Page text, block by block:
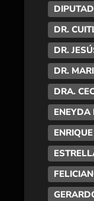
DR.
DR.
DR.
DRA.
ENEYDA